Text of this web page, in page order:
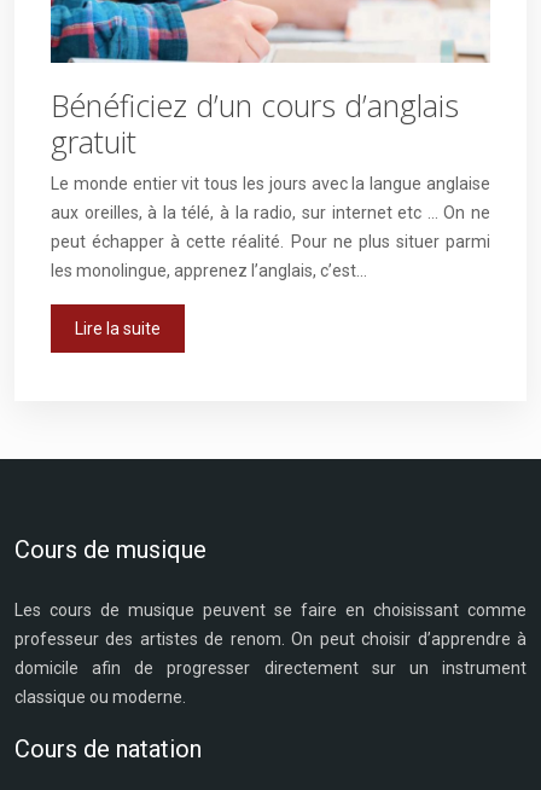
Bénéficiez d’un cours d’anglais
gratuit
Le monde entier vit tous les jours avec la langue anglaise
aux oreilles, à la télé, à la radio, sur internet etc … On ne
peut échapper à cette réalité. Pour ne plus situer parmi
les monolingue, apprenez l’anglais, c’est…
Lire la suite
Cours de musique
Les cours de musique peuvent se faire en choisissant comme
professeur des artistes de renom. On peut choisir d’apprendre à
domicile afin de progresser directement sur un instrument
classique ou moderne.
Cours de natation